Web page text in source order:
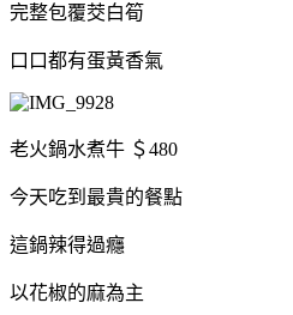
完整包覆茭白筍
口口都有蛋黃香氣
老火鍋水煮牛 ＄480
今天吃到最貴的餐點
這鍋辣得過癮
以花椒的麻為主